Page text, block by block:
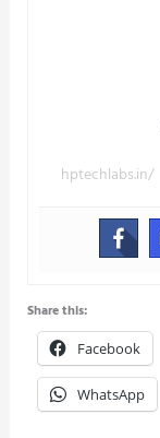
hptechlabs.in/
Share this:
Facebook
WhatsApp